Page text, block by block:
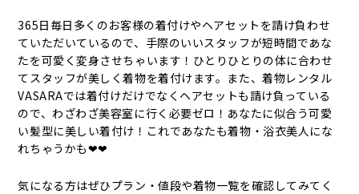
365日毎日多くのお客様の着付けやヘアセットを請け負わせ
ていただいているので、手際のいいスタッフが短時間であな
たを可愛く変身させちゃいます！ひとりひとりの体に合わせ
てスタッフが美しく着物を着付けます。また、着物レンタル
VASARAでは着付けだけでなくヘアセットも請け負っている
ので、わざわざ美容室に行く必要ゼロ！あなたに似合う可愛
い髪型に美しい着付け！これであなたも着物・浴衣美人にな
れちゃうかも❤❤
気になる方はぜひプラン・値段や着物一覧を確認してみてく